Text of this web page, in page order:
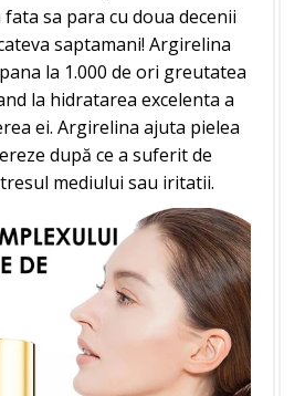
sa para cu doua decenii
saptamani! Argirelina
la 1.000 de ori greutatea
la hidratarea excelenta a
ei. Argirelina ajuta pielea
după ce a suferit de
mediului sau iritatii.